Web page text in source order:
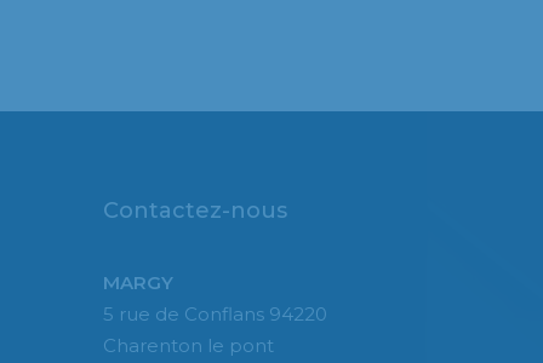
Contactez-nous
MARGY
5 rue de Conflans 94220
Charenton le pont